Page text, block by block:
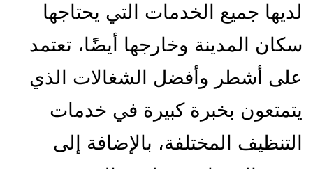
لديها جميع الخدمات التي يحتاجها
سكان المدينة وخارجها أيضًا، تعتمد
على أشطر وأفضل الشغالات الذي
يتمتعون بخبرة كبيرة في خدمات
التنظيف المختلفة، بالإضافة إلى